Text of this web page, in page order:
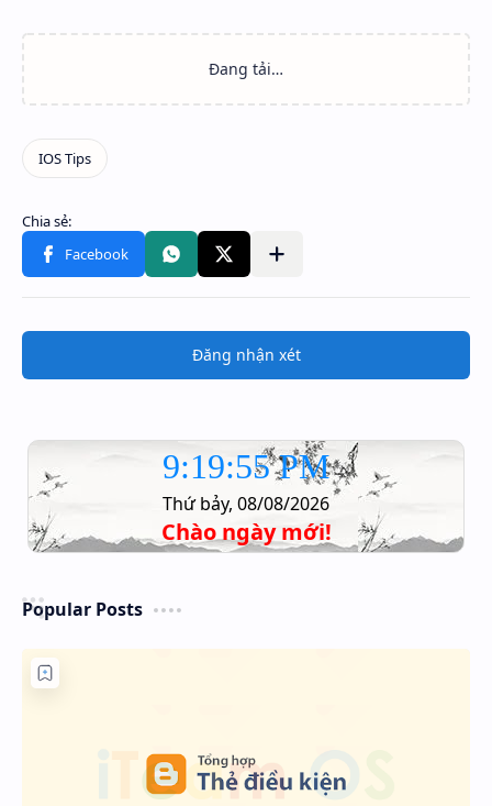
Đăng nhận xét
9:19:55 PM
Thứ bảy, 08/08/2026
Chào ngày mới!
Popular Posts